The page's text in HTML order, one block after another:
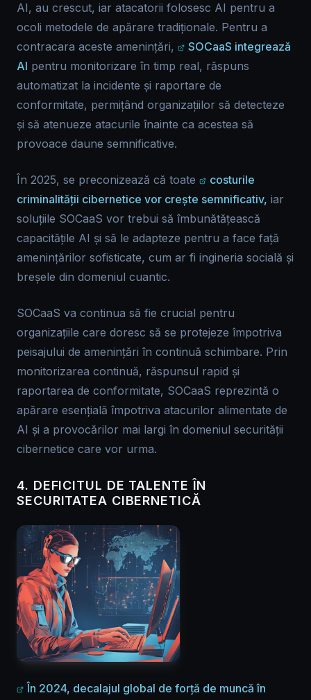
AI, au crescut, iar atacatorii folosesc AI pentru a
ocoli metodele de apărare tradiționale. Pentru a
contracara aceste amenințări,
SOCaaS integrează
AI pentru monitorizare în timp real, răspuns
automatizat la incidente și raportare de
conformitate, permițând organizațiilor să detecteze
și să atenueze atacurile înainte ca acestea să
provoace daune semnificative.
În 2025, se preconizează că toate
costurile
criminalității cibernetice vor crește semnificativ, iar
soluțiile SOCaaS vor trebui să îmbunătățească
capacitățile AI și să le adapteze pentru a face față
amenințărilor sofisticate, cum ar fi ingineria socială și
breșele din domeniul cuantic.
SOCaaS va continua să fie crucial pentru
organizațiile care doresc să se protejeze împotriva
peisajului de amenințări în continuă schimbare. Prin
monitorizarea continuă, răspunsul rapid și
raportarea de conformitate, SOCaaS reprezintă o
apărare esențială împotriva atacurilor alimentate de
AI și a provocărilor mai largi în domeniul securității
cibernetice care vor urma.
4. DEFICITUL DE TALENTE ÎN
SECURITATEA CIBERNETICĂ
În 2024, decalajul global de forță de muncă în